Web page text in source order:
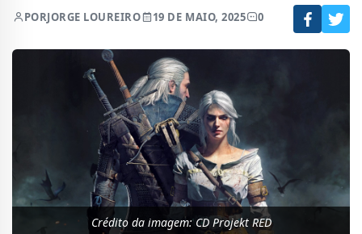
PORJORGE LOUREIRO 19 DE MAIO, 2025 0
Crédito da imagem: CD Projekt RED